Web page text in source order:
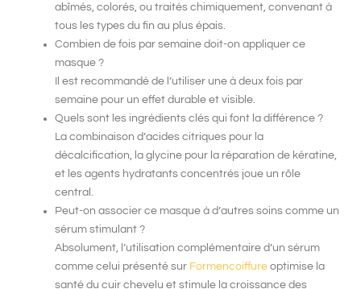
abîmés, colorés, ou traités chimiquement, convenant à
tous les types du fin au plus épais.
Combien de fois par semaine doit-on appliquer ce
masque ?
Il est recommandé de l’utiliser une à deux fois par
semaine pour un effet durable et visible.
Quels sont les ingrédients clés qui font la différence ?
La combinaison d’acides citriques pour la
décalcification, la glycine pour la réparation de kératine,
et les agents hydratants concentrés joue un rôle
central.
Peut-on associer ce masque à d’autres soins comme un
sérum stimulant ?
Absolument, l’utilisation complémentaire d’un sérum
comme celui présenté sur Formencoiffure optimise la
santé du cuir chevelu et stimule la croissance des